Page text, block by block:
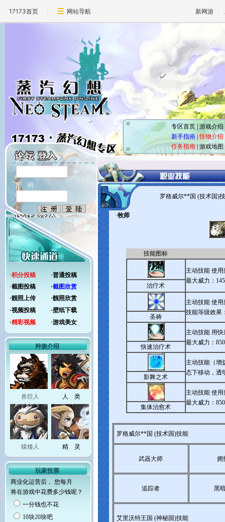
17173首页 网站导航 新网游
专区首页| 游戏介绍
新手指南 |怪物介绍
任务指南|游戏地图
用户名
密 码
·积分投稿 ·普通投稿
·截图投稿 ·截图欣赏
·靓照上传 ·靓照欣赏
·视频投稿 ·壁纸下载
·精彩视频 ·游戏美女
种族介绍
兽巨人 人 类
猿矮人 精 灵
玩家投票
商业化运营后， 您每月
将在游戏中花费多少钱呢？
一分钱也不花
10块20块吧
罗格威尔**国 (技术国)
·牧师
技能图标
主动技能 使
最大威力：
治疗术
主动技能 使
技能等级效果
圣祷
主动技能 用
最大威力：
快速治疗术
主动技能（增
态下移动，透
影舞之术
主动技能 使
最大威力：
集体治愈术
罗格威尔**国 (技术国)技能
武器大师 拥
追踪者 黑
艾里沃特王国 (神秘国)技能